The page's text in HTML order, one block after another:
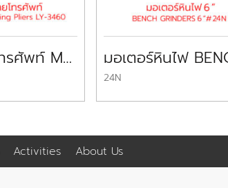
คีมย้ำสายโทรศัพท์ Modular Crimping Pliers OPT
24N
Activities About Us